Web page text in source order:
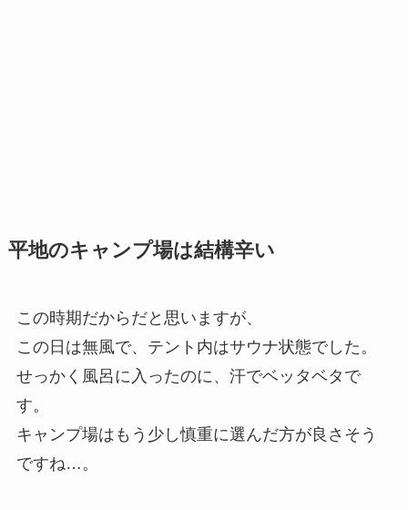
平地のキャンプ場は結構辛い
この時期だからだと思いますが、
この日は無風で、テント内はサウナ状態でした。
せっかく風呂に入ったのに、汗でベッタベタで
す。
キャンプ場はもう少し慎重に選んだ方が良さそう
ですね…。